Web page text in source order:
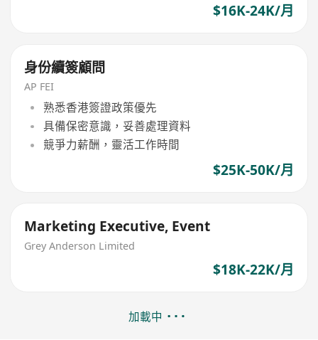
$16K-24K/月
身份續簽顧問
AP FEI
熟悉香港簽證政策優先
具備保密意識，妥善處理資料
競爭力薪酬，靈活工作時間
$25K-50K/月
Marketing Executive, Event
Grey Anderson Limited
$18K-22K/月
加載中